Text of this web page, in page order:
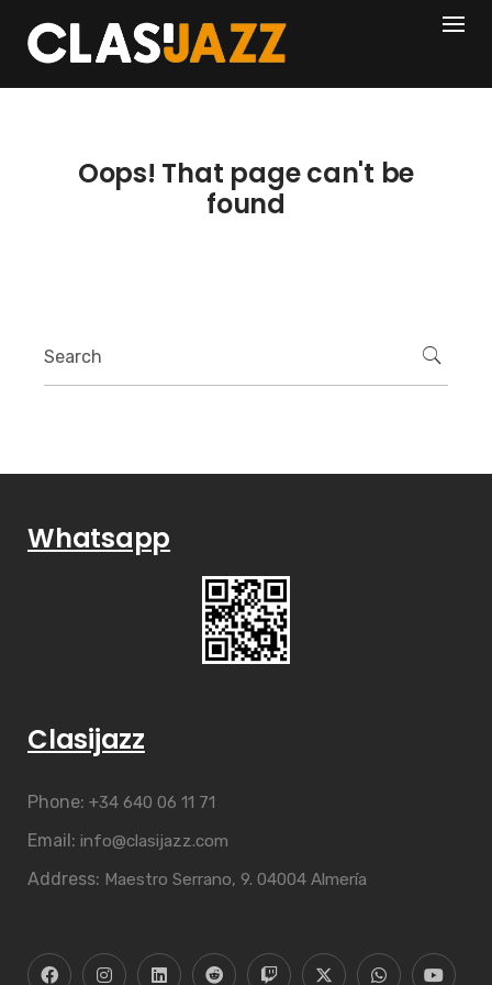
content
404
Oops! That page can't be
found
Whatsapp
Clasijazz
Phone: +34 640 06 11 71
Email: info@clasijazz.com
Address: Maestro Serrano, 9. 04004 Almería